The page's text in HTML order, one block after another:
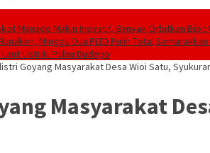
Manado Makin Inovatif, Banyak Orbitkan Bibit
Minggu Dua PLTD Pulih TotalSemarakkan
Listriki Pulau Dudepo
Goyang Masyarakat Desa Wioi Satu,
Masyarakat